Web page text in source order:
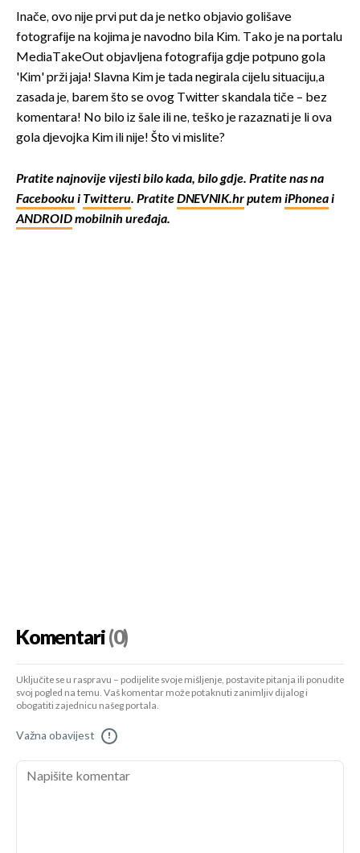
Inače, ovo nije prvi put da je netko objavio golišave
fotografije na kojima je navodno bila Kim. Tako je na portalu
MediaTakeOut objavljena fotografija gdje potpuno gola
'Kim' prži jaja! Slavna Kim je tada negirala cijelu situaciju,a
zasada je, barem što se ovog Twitter skandala tiče – bez
komentara! No bilo iz šale ili ne, teško je razaznati je li ova
gola djevojka Kim ili nije! Što vi mislite?
Pratite najnovije vijesti bilo kada, bilo gdje. Pratite nas na
Facebookui Twitteru. PratiteDNEVNIK.hrputem iPhoneai
ANDROIDmobilnih uređaja.
Komentari(0)
Uključite se u raspravu – podijelite svoje mišljenje, postavite pitanja ili ponudite
svoj pogled na temu. Vaš komentar može potaknuti zanimljiv dijalog i
obogatiti zajednicu našeg portala.
Važna obavijest !